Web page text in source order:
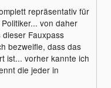
repräsentativ für
von daher
Fauxpass
bezweifle, dass das
ist... vorher kannte ich
die jeder in